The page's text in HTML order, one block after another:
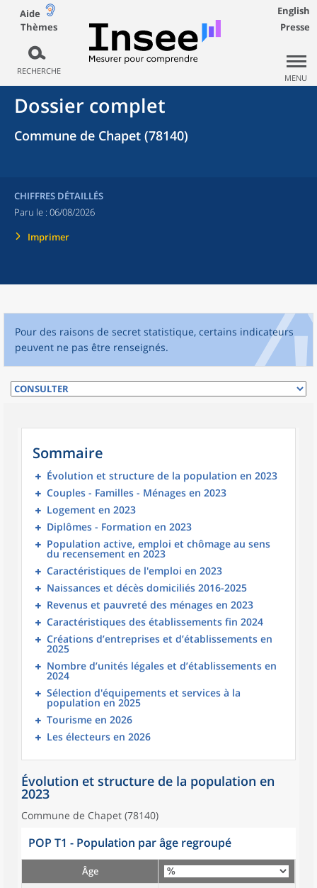
Aide
Thèmes
RECHERCHE
English
Presse
MENU
Dossier complet
Commune de Chapet (78140)
CHIFFRES DÉTAILLÉS
Paru le : 06/08/2026
Imprimer
Pour des raisons de secret statistique, certains indicateurs
peuvent ne pas être renseignés.
Sommaire
Évolution et structure de la population en 2023
Couples - Familles - Ménages en 2023
Logement en 2023
Diplômes - Formation en 2023
Population active, emploi et chômage au sens
du recensement en 2023
Caractéristiques de l'emploi en 2023
Naissances et décès domiciliés 2016-2025
Revenus et pauvreté des ménages en 2023
Caractéristiques des établissements fin 2024
Créations d’entreprises et d’établissements en
2025
Nombre d’unités légales et d’établissements en
2024
Sélection d'équipements et services à la
population en 2025
Tourisme en 2026
Les électeurs en 2026
Évolution et structure de la population en
2023
Commune de Chapet (78140)
POP T1 - Population par âge regroupé
Âge